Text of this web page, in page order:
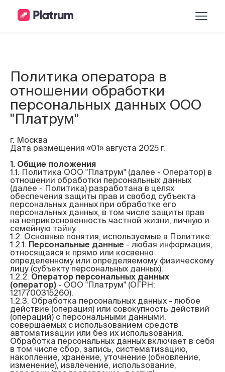
Политика оператора в
отношении обработки
персональных данных ООО
"Платрум"
г. Москва
Дата размещения «01» августа 2025 г.
1. Общие положения
1.1. Политика ООО "Платрум" (далее - Оператор) в
отношении обработки персональных данных
(далее - Политика) разработана в целях
обеспечения защиты прав и свобод субъекта
персональных данных при обработке его
персональных данных, в том числе защиты прав
на неприкосновенность частной жизни, личную и
семейную тайну.
1.2. Основные понятия, используемые в Политике:
1.2.1. Персональные данные - любая информация,
относящаяся к прямо или косвенно
определенному или определяемому физическому
лицу (субъекту персональных данных).
1.2.2. Оператор персональных данных
(оператор) - ООО "Платрум" (ОГРН:
1217700315260).
1.2.3. Обработка персональных данных - любое
действие (операция) или совокупность действий
(операций) с персональными данными,
совершаемых с использованием средств
автоматизации или без их использования.
Обработка персональных данных включает в себя
в том числе сбор, запись, систематизацию,
накопление, хранение, уточнение (обновление,
изменение), извлечение, использование,